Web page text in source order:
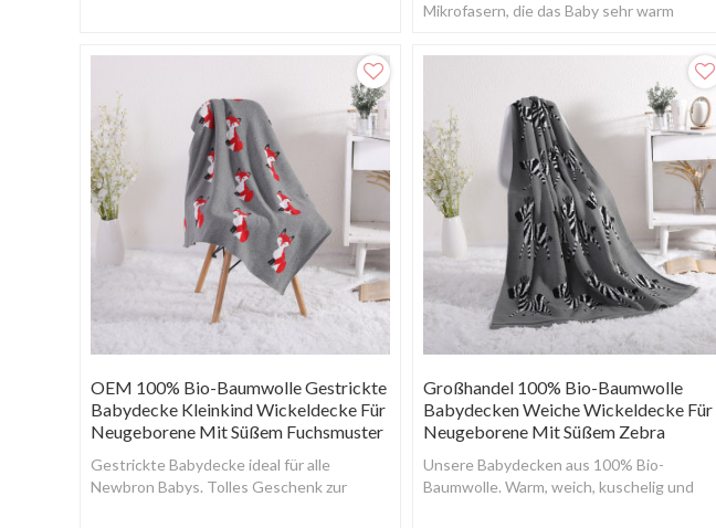
Mikrofasern, die das Baby sehr warm
können.
OEM 100% Bio-Baumwolle Gestrickte
Babydecke Kleinkind Wickeldecke Für
Neugeborene Mit Süßem Fuchsmuster
Gestrickte Babydecke ideal für alle
Newbron Babys. Tolles Geschenk zur
Großhandel 100% Bio-Baumwolle
Babydecken Weiche Wickeldecke Für
Neugeborene Mit Süßem Zebra
Unsere Babydecken aus 100% Bio-
Baumwolle. Warm, weich, kuschelig und